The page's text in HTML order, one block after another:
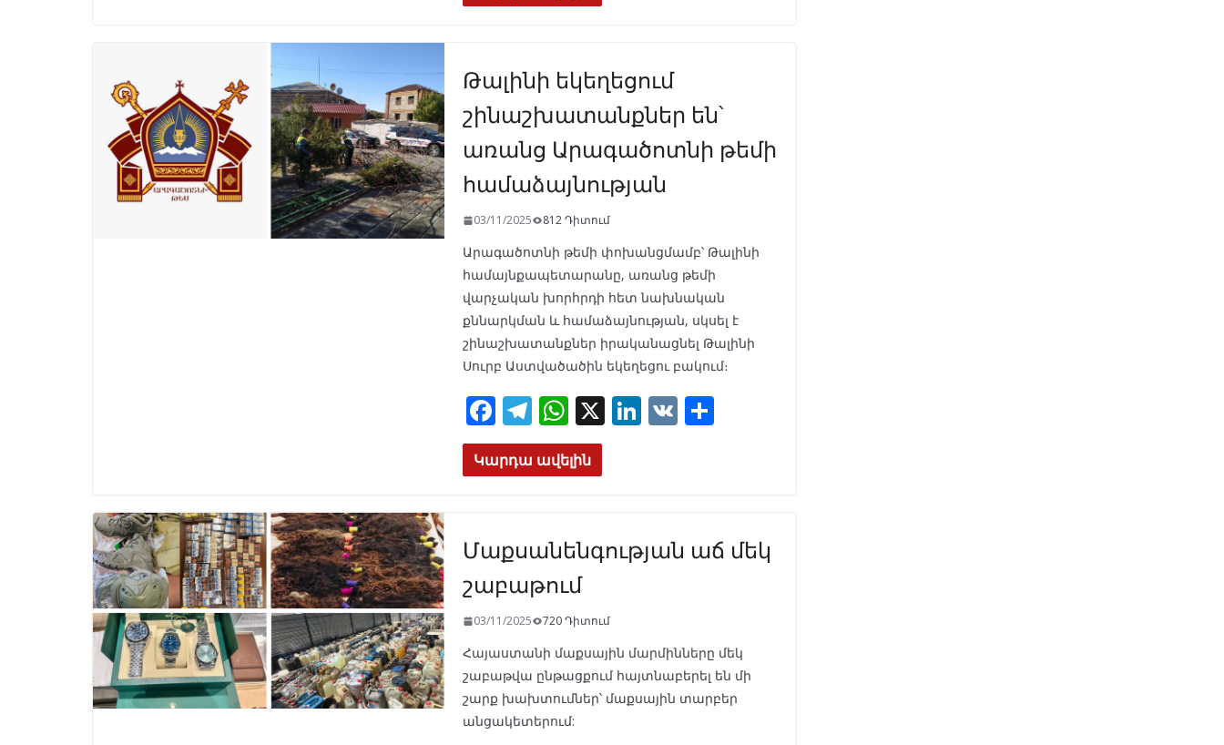
o
k
m p
p
n
Թալինի եկեղեցում
շինաշխատանքներ են՝
առանց Արագածոտնի թեմի
համաձայնության
03/11/2025 812 Դիտում
Արագածոտնի թեմի փոխանցմամբ՝ Թալինի
համայնքապետարանը, առանց թեմի
վարչական խորհրդի հետ նախնական
քննարկման և համաձայնության, սկսել է
շինաշխատանքներ իրականացնել Թալինի
Սուրբ Աստվածածին եկեղեցու բակում։
F
ac
e
o
k
T
el
e
m
W
h
at
p
p
X Li
n
V S
Կարդա ավելին
Մաքսանենգության աճ մեկ
շաբաթում
03/11/2025 720 Դիտում
Հայաստանի մաքսային մարմինները մեկ
շաբաթվա ընթացքում հայտնաբերել են մի
շարք խախտումներ՝ մաքսային տարբեր
անցակետերում: